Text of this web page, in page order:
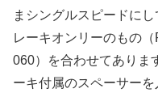
まシングルスピードに
レーキオンリーのもの
060）を合わせてありま
ーキ付属のスペーサー